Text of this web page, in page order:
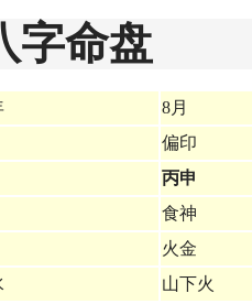
字命盘
8月
偏印
丙申
食神
火金
山下火